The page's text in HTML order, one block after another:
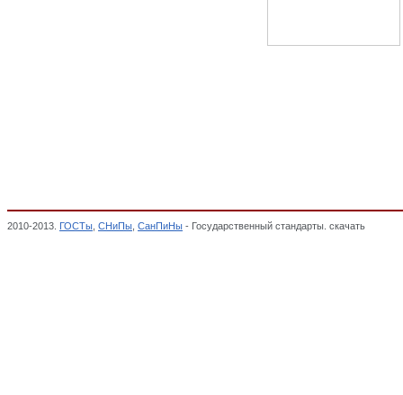
2010-2013. ГОСТы СНиПы СанПиНы - Государственный стандарты. скачать